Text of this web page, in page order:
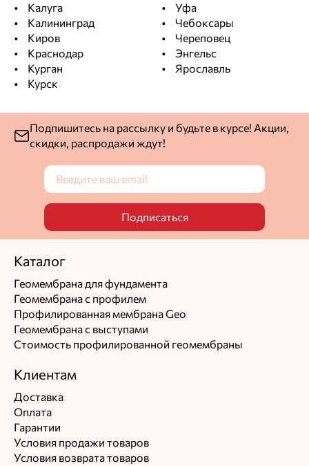
Калуга
Калининград
Киров
Краснодар
Курган
Курск
Уфа
Чебоксары
Череповец
Энгельс
Ярославль
Подпишитесь на рассылку и будьте в курсе! Акции,
скидки, распродажи ждут!
Подписаться
Каталог
Геомембрана для фундамента
Геомембрана с профилем
Профилированная мембрана Geo
Геомембрана с выступами
Стоимость профилированной геомембраны
Клиентам
Доставка
Оплата
Гарантии
Условия продажи товаров
Условия возврата товаров